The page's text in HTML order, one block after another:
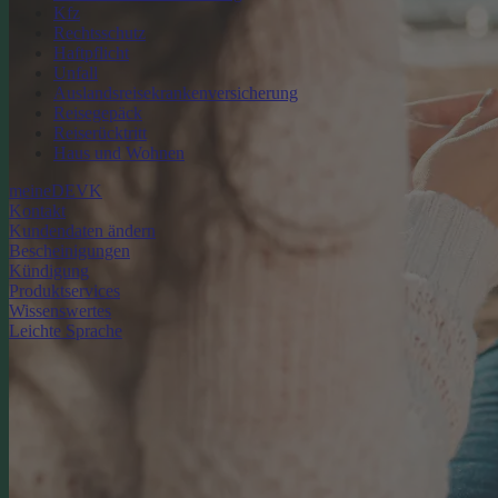
Kfz
Rechtsschutz
Haftpflicht
Unfall
Auslandsreisekrankenversicherung
Reisegepäck
Reiserücktritt
Haus und Wohnen
meineDEVK
Kontakt
Kundendaten ändern
Bescheinigungen
Kündigung
Produktservices
Wissenswertes
Leichte Sprache